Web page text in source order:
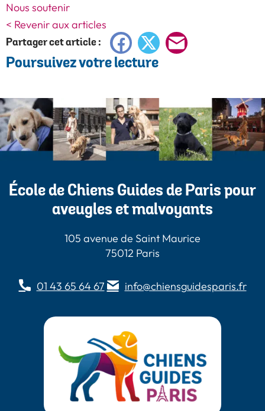
Nous soutenir
< Revenir aux articles
Partager cet article : Facebook
X
Poursuivez votre lecture
École de Chiens Guides de Paris pour
aveugles et malvoyants
105 avenue de Saint Maurice
75012 Paris
01 43 65 64 67 info@chiensguidesparis.fr